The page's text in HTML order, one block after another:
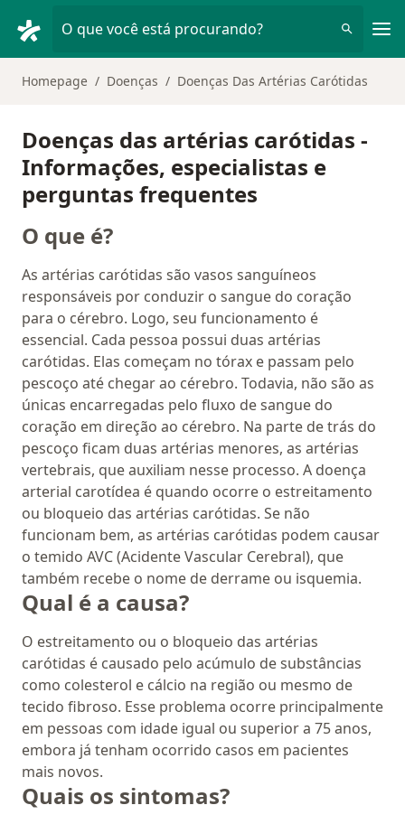
O que você está procurando?
Homepage Doenças Doenças Das Artérias Carótidas
Doenças das artérias carótidas -
Informações, especialistas e
perguntas frequentes
O que é?
As artérias carótidas são vasos sanguíneos
responsáveis por conduzir o sangue do coração
para o cérebro. Logo, seu funcionamento é
essencial. Cada pessoa possui duas artérias
carótidas. Elas começam no tórax e passam pelo
pescoço até chegar ao cérebro. Todavia, não são as
únicas encarregadas pelo fluxo de sangue do
coração em direção ao cérebro. Na parte de trás do
pescoço ficam duas artérias menores, as artérias
vertebrais, que auxiliam nesse processo. A doença
arterial carotídea é quando ocorre o estreitamento
ou bloqueio das artérias carótidas. Se não
funcionam bem, as artérias carótidas podem causar
o temido AVC (Acidente Vascular Cerebral), que
também recebe o nome de derrame ou isquemia.
Qual é a causa?
O estreitamento ou o bloqueio das artérias
carótidas é causado pelo acúmulo de substâncias
como colesterol e cálcio na região ou mesmo de
tecido fibroso. Esse problema ocorre principalmente
em pessoas com idade igual ou superior a 75 anos,
embora já tenham ocorrido casos em pacientes
mais novos.
Quais os sintomas?